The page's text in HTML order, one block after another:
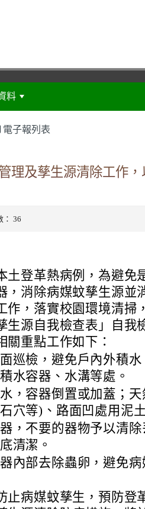
料
電子報列表
理及孳生源清除工作
： 36
土登革熱病例，為避免
，消除病媒蚊孳生源並
作，落實校園環境清掃
生源自我檢查表」自我
關重點工作如下：
巡檢，避免戶內外積水
水容器、水溝等處。
，容器倒置或加蓋；天
穴等)、路面凹處用泥
，不要的器物予以清除
清潔。
內部去除蟲卵，避免
止病媒蚊孳生，預防登